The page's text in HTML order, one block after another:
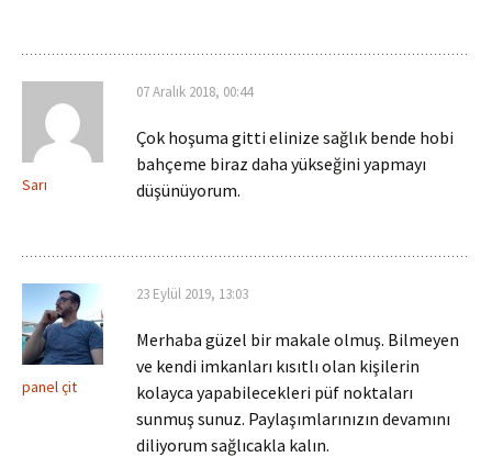
Sarı
07 Aralık 2018, 00:44
Çok hoşuma gitti elinize sağlık bende hobi
bahçeme biraz daha yükseğini yapmayı
düşünüyorum.
panel çit
23 Eylül 2019, 13:03
Merhaba güzel bir makale olmuş. Bilmeyen
ve kendi imkanları kısıtlı olan kişilerin
kolayca yapabilecekleri püf noktaları
sunmuş sunuz. Paylaşımlarınızın devamını
diliyorum sağlıcakla kalın.